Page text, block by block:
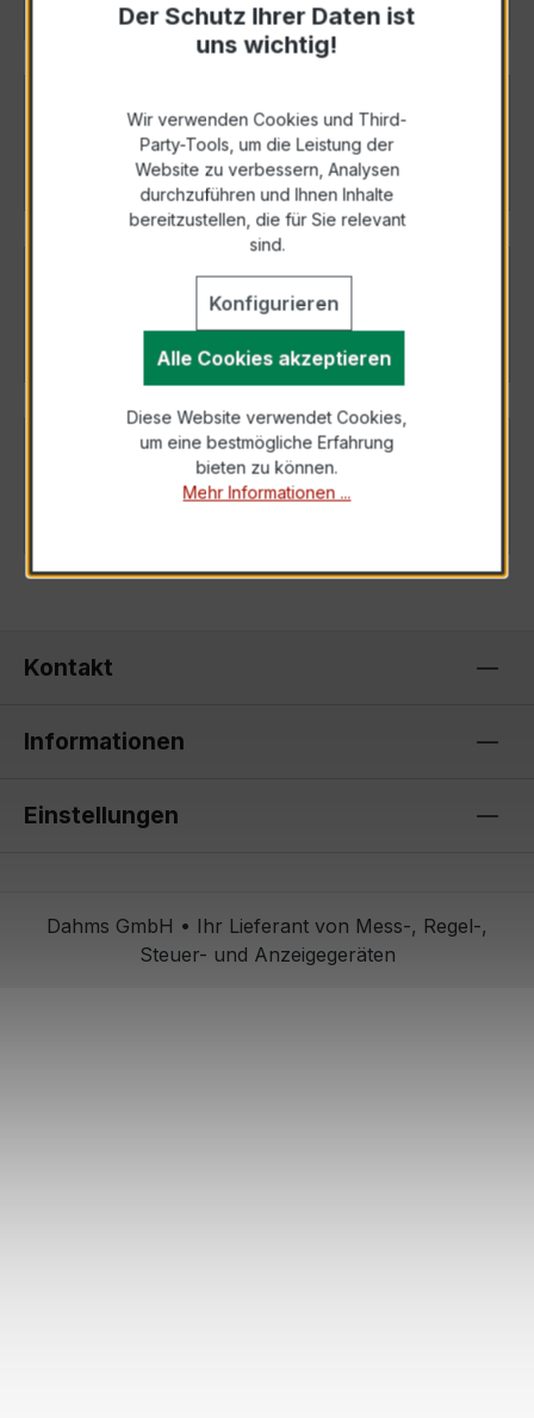
Herunterladen
Herunterladen
Herunterladen
Kontakt
Informationen
Einstellungen
Dahms GmbH • Ihr Lieferant von Mess-, Regel-,
Steuer- und Anzeigegeräten
Der Schutz Ihrer Daten ist
uns wichtig!
Wir verwenden Cookies und Third-
Party-Tools, um die Leistung der
Website zu verbessern, Analysen
durchzuführen und Ihnen Inhalte
bereitzustellen, die für Sie relevant
sind.
Konfigurieren
Alle Cookies akzeptieren
Diese Website verwendet Cookies,
um eine bestmögliche Erfahrung
bieten zu können.
Mehr Informationen ...